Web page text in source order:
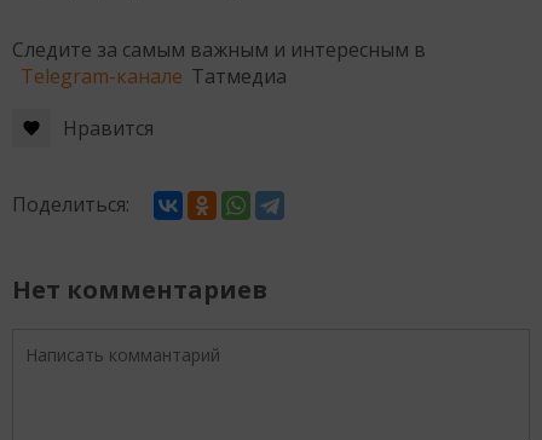
Следите за самым важным и интересным в
Telegram-канале Татмедиа
Нравится
Поделиться:
Нет комментариев